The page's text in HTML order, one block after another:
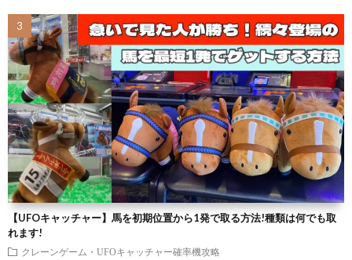
【UFOキャッチャー】馬を初期位置から1発で取る方法!種類は何でも取
れます!
クレーンゲーム・UFOキャッチャー確率機攻略